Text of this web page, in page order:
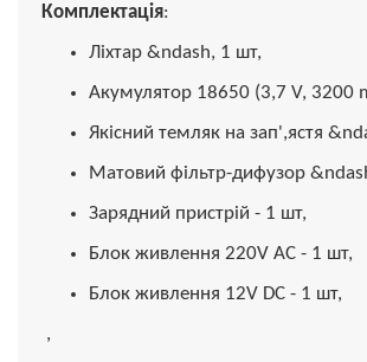
Комплектація:
Ліхтар &ndash, 1 шт,
Акумулятор 18650 (3,7 V, 3200
Якісний темляк на зап',ястя
Матовий фільтр-дифузор
Зарядний пристрій - 1 шт,
Блок живлення 220V AC - 1 шт,
Блок живлення 12V DC - 1 шт,
,